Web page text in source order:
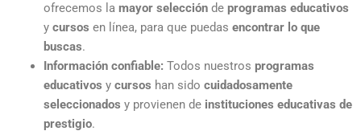
ofrecemos la mayor selecciónde programas educativos
y cursos en línea, para que puedas encontrar lo que
buscas.
Información confiable: Todos nuestros programas
educativos y cursos han sido cuidadosamente
seleccionados y provienen de instituciones educativas de
prestigio.